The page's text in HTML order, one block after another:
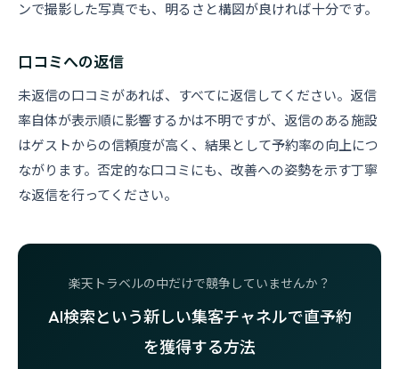
ンで撮影した写真でも、明るさと構図が良ければ十分です。
口コミへの返信
未返信の口コミがあれば、すべてに返信してください。返信
率自体が表示順に影響するかは不明ですが、返信のある施設
はゲストからの信頼度が高く、結果として予約率の向上につ
ながります。否定的な口コミにも、改善への姿勢を示す丁寧
な返信を行ってください。
楽天トラベルの中だけで競争していませんか？
AI検索という新しい集客チャネルで直予約
を獲得する方法